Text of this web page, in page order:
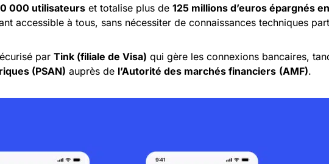
000 utilisateurs et totalise plus de 125 millions d’euros épargnés
accessible à tous, sans nécessiter de connaissances techniques
par Tink (filiale de Visa) qui gère les connexions bancaires,
(PSAN) auprès de l’Autorité des marchés financiers (AMF).